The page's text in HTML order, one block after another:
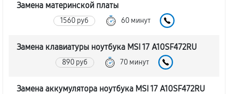
Замена материнской платы
1560 руб 60 минут
Замена клавиатуры ноутбука MSI 17 A10SF472RU
890 руб 70 минут
Замена аккумулятора ноутбука MSI 17 A10SF472RU